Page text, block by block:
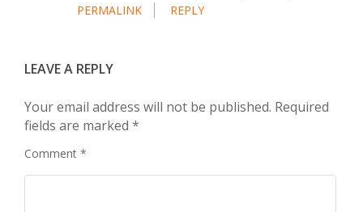
PERMALINK
REPLY
LEAVE A REPLY
Your email address will not be published. Required
fields are marked *
Comment *